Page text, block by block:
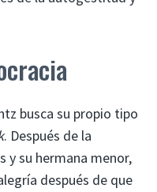
busca su propio tipo
. Después de la
y su hermana menor,
después de que